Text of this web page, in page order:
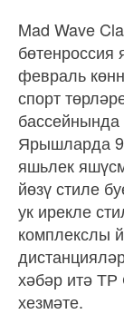
Mad Wave
февраль
спорт
бассейнында
Ярышларда
яшьлек
йөзү стиле
ук ирекле
комплекслы
хәбәр итә ТР
хезмәте.